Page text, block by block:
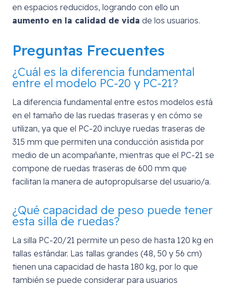
en espacios reducidos, logrando con ello un
aumento en la calidad de vida de los usuarios.
Preguntas Frecuentes
¿Cuál es la diferencia fundamental
entre el modelo PC-20 y PC-21?
La diferencia fundamental entre estos modelos está
en el tamaño de las ruedas traseras y en cómo se
utilizan, ya que el PC-20 incluye ruedas traseras de
315 mm que permiten una conducción asistida por
medio de un acompañante, mientras que el PC-21 se
compone de ruedas traseras de 600 mm que
facilitan la manera de autopropulsarse del usuario/a.
¿Qué capacidad de peso puede tener
esta silla de ruedas?
La silla PC-20/21 permite un peso de hasta 120 kg en
tallas estándar. Las tallas grandes (48, 50 y 56 cm)
tienen una capacidad de hasta 180 kg, por lo que
también se puede considerar para usuarios